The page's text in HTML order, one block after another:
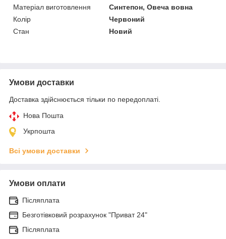
Матеріал виготовлення
Синтепон, Овеча вовна
Колір
Червоний
Стан
Новий
Умови доставки
Доставка здійснюється тільки по передоплаті.
Нова Пошта
Укрпошта
Всі умови доставки
Умови оплати
Післяплата
Безготівковий розрахунок "Приват 24"
Післяплата